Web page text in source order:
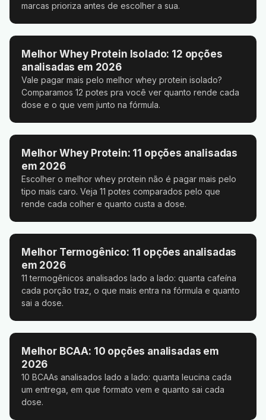
marcas prioriza antes de escolher a sua.
Melhor Whey Protein Isolado: 12 opções
analisadas em 2026
Vale pagar mais pelo melhor whey protein isolado?
Comparamos 12 potes pra você ver quanto rende cada
dose e o que vem junto na fórmula.
Melhor Whey Protein: 11 opções analisadas
em 2026
Escolher o melhor whey protein não é pagar mais pelo
tipo mais caro. Veja 11 potes comparados pelo que
rende cada colher e quanto custa a dose.
Melhor Termogênico: 11 opções analisadas
em 2026
11 termogênicos analisados lado a lado: quanta cafeína
cada porção traz, o que mais entra na fórmula e quanto
sai a dose.
Melhor BCAA: 10 opções analisadas em
2026
10 BCAAs analisados lado a lado: quanta leucina cada
um entrega, em que formato vem e quanto sai cada
dose.